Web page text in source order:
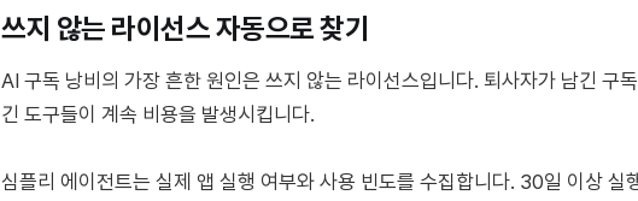
쓰지 않는 라이선스 자동으로 찾기
AI 구독 낭비의 가장 흔한 원인은 쓰지 않는 라이선스입니다. 퇴사자가 남긴 구
긴 도구들이 계속 비용을 발생시킵니다.
심플리 에이전트는 실제 앱 실행 여부와 사용 빈도를 수집합니다. 30일 이상 실